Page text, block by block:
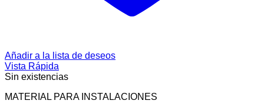
Añadir a la lista de deseos
Vista Rápida
Sin existencias
MATERIAL PARA INSTALACIONES